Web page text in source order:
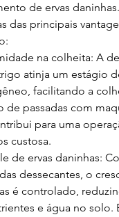
de ervas
das principais
na colheita: A
atinja um estágio
facilitando a
de passadas com
para uma
custosa.
de ervas daninhas:
dessecantes, o
é controlado,
e água no solo.